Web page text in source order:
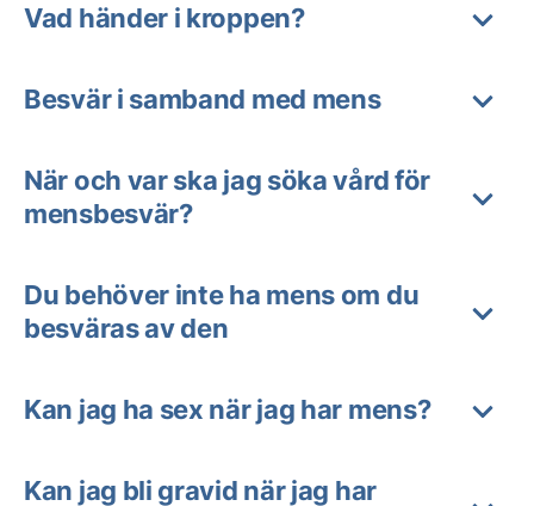
Vad händer i kroppen?
Besvär i samband med mens
När och var ska jag söka vård för
mensbesvär?
Du behöver inte ha mens om du
besväras av den
Kan jag ha sex när jag har mens?
Kan jag bli gravid när jag har